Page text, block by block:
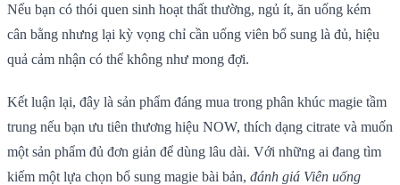
Nếu bạn có thói quen sinh hoạt thất thường, ngủ ít, ăn uống kém
cân bằng nhưng lại kỳ vọng chỉ cần uống viên bổ sung là đủ, hiệu
quả cảm nhận có thể không như mong đợi.
Kết luận lại, đây là sản phẩm đáng mua trong phân khúc magie tầm
trung nếu bạn ưu tiên thương hiệu NOW, thích dạng citrate và muốn
một sản phẩm đủ đơn giản để dùng lâu dài. Với những ai đang tìm
kiếm một lựa chọn bổ sung magie bài bản, đánh giá Viên uống